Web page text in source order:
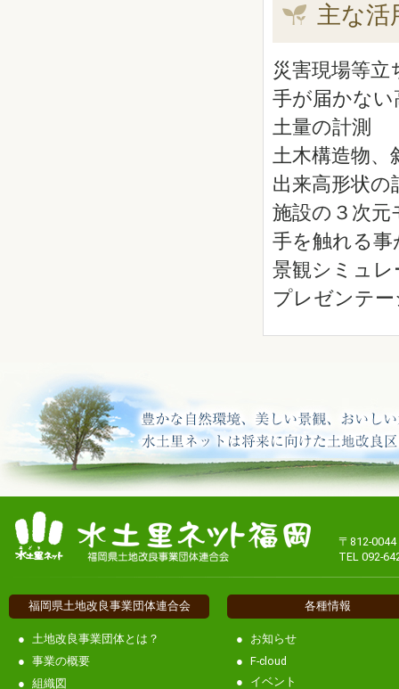
主な活
災害現場等
手が届かない
土量の計測
土木構造物、
出来高形状の
施設の３次元
手を触れる事
景観シミュ
プレゼンテ
〒812-
TEL 092-
福岡県土地改良事業団体連合会
土地改良事業団体とは？
事業の概要
組織図
各種情報
お知らせ
F-cloud
イベント